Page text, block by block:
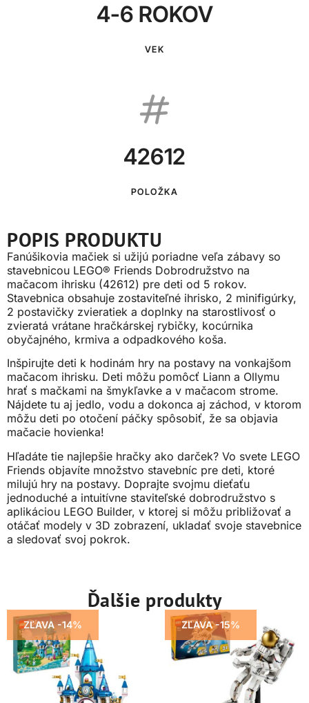
4-6 ROKOV
VEK
42612
POLOŽKA
POPIS PRODUKTU
Fanúšikovia mačiek si užijú poriadne veľa zábavy so
stavebnicou LEGO® Friends Dobrodružstvo na
mačacom ihrisku (42612) pre deti od 5 rokov.
Stavebnica obsahuje zostaviteľné ihrisko, 2 minifigúrky,
2 postavičky zvieratiek a doplnky na starostlivosť o
zvieratá vrátane hračkárskej rybičky, kocúrnika
obyčajného, krmiva a odpadkového koša.
Inšpirujte deti k hodinám hry na postavy na vonkajšom
mačacom ihrisku. Deti môžu pomôcť Liann a Ollymu
hrať s mačkami na šmykľavke a v mačacom strome.
Nájdete tu aj jedlo, vodu a dokonca aj záchod, v ktorom
môžu deti po otočení páčky spôsobiť, že sa objavia
mačacie hovienka!
Hľadáte tie najlepšie hračky ako darček? Vo svete LEGO
Friends objavíte množstvo stavebníc pre deti, ktoré
milujú hry na postavy. Doprajte svojmu dieťaťu
jednoduché a intuitívne staviteľské dobrodružstvo s
aplikáciou LEGO Builder, v ktorej si môžu približovať a
otáčať modely v 3D zobrazení, ukladať svoje stavebnice
a sledovať svoj pokrok.
Ďalšie produkty
ZĽAVA -14% ZĽAVA -15%